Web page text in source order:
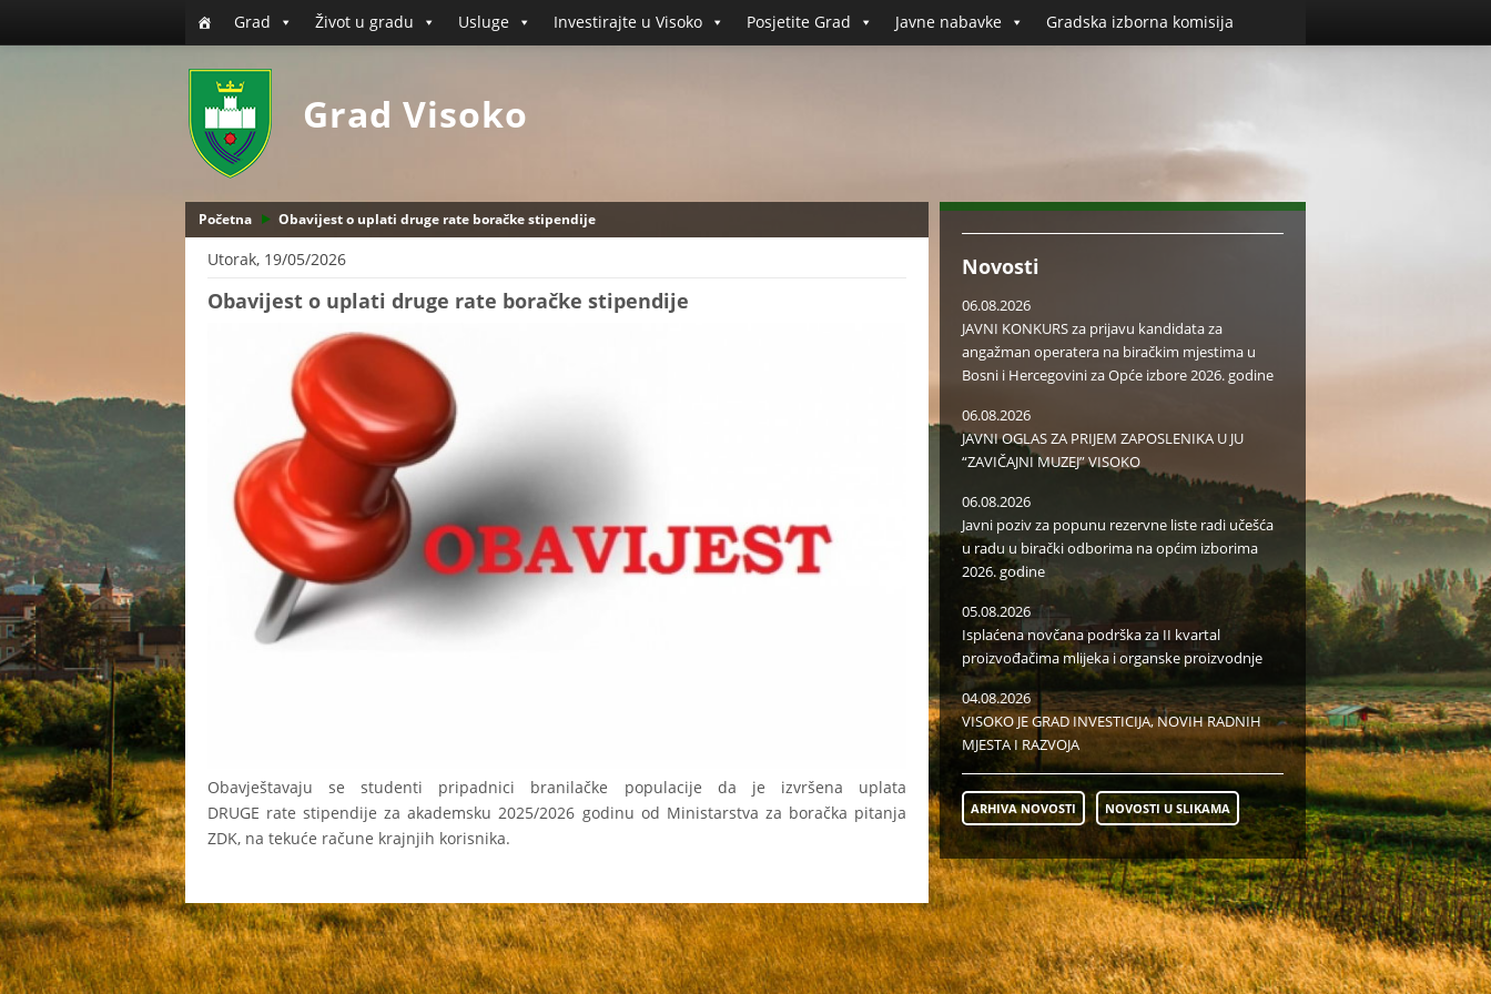
Grad Život u gradu Usluge Investirajte u Visoko Posjetite Grad Javne nabavke Gradska izborna komisija
Grad Visoko
Početna Obavijest o uplati druge rate boračke stipendije
Utorak, 19/05/2026
Obavijest o uplati druge rate boračke stipendije
Obavještavaju se studenti pripadnici branilačke populacije da je izvršena uplata
DRUGE rate stipendije za akademsku 2025/2026 godinu od Ministarstva za boračka pitanja
ZDK, na tekuće račune krajnjih korisnika.
Novosti
06.08.2026
JAVNI KONKURS za prijavu kandidata za
angažman operatera na biračkim mjestima u
Bosni i Hercegovini za Opće izbore 2026. godine
06.08.2026
JAVNI OGLAS ZA PRIJEM ZAPOSLENIKA U JU
“ZAVIČAJNI MUZEJ” VISOKO
06.08.2026
Javni poziv za popunu rezervne liste radi učešća
u radu u birački odborima na općim izborima
2026. godine
05.08.2026
Isplaćena novčana podrška za II kvartal
proizvođačima mlijeka i organske proizvodnje
04.08.2026
VISOKO JE GRAD INVESTICIJA, NOVIH RADNIH
MJESTA I RAZVOJA
ARHIVA NOVOSTI NOVOSTI U SLIKAMA